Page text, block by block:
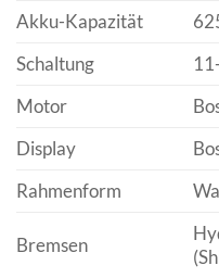
Akku-Kapazität
Schaltung
Motor
Display
Rahmenform
Bremsen